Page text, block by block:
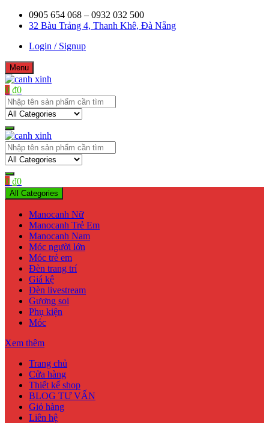
Skip
0905 654 068 – 0932 032 500
32 Bàu Trảng 4, Thanh Khê, Đà Nẵng
Login / Signup
Menu
canh xinh
Shop bán manơcanh, phụ kiện mở shop
0 ₫0
canh xinh
Shop bán manơcanh, phụ kiện mở shop
0 ₫0
All Categories
Manocanh Nữ
Manocanh Trẻ Em
Manocanh Nam
Móc người lớn
Móc trẻ em
Đèn trang trí
Giá kệ
Đèn livestream
Gương soi
Phụ kiện
Móc
Xem thêm
Trang chủ
Cửa hàng
Thiết kế shop
BLOG TƯ VẤN
Giỏ hàng
Liên hệ